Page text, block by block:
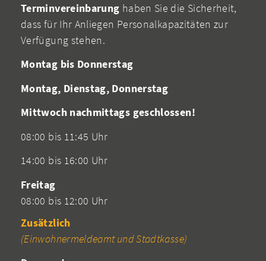
Terminvereinbarung haben Sie die Sicherheit,
dass für Ihr Anliegen Personalkapazitäten zur
Verfügung stehen.
Montag bis Donnerstag
Montag, Dienstag, Donnerstag
Mittwoch nachmittags geschlossen!
08:00 bis 11:45 Uhr
14:00 bis 16:00 Uhr
Freitag
08:00 bis 12:00 Uhr
Zusätzlich
(Einwohnermeldeamt und Stadtkasse)